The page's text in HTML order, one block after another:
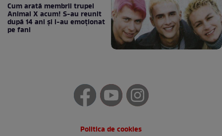
Cum arată membrii trupei
Animal X acum! S-au reunit
după 14 ani și i-au emoționat
pe fani
Politica de cookies